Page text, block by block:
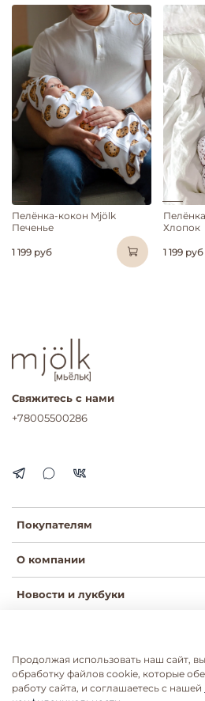
Пелёнка-кокон Mjölk
Печенье
1 199 руб
Хлопок
1 199 руб
Покупателям
О компании
Новости и лукбуки
Свяжитесь с нами
+78005500286
Публичная оферта
Политика
Пользовательское
Продолжая использовать наш сайт,
обработку файлов cookie, которые
работу сайта, и соглашаетесь с нашей